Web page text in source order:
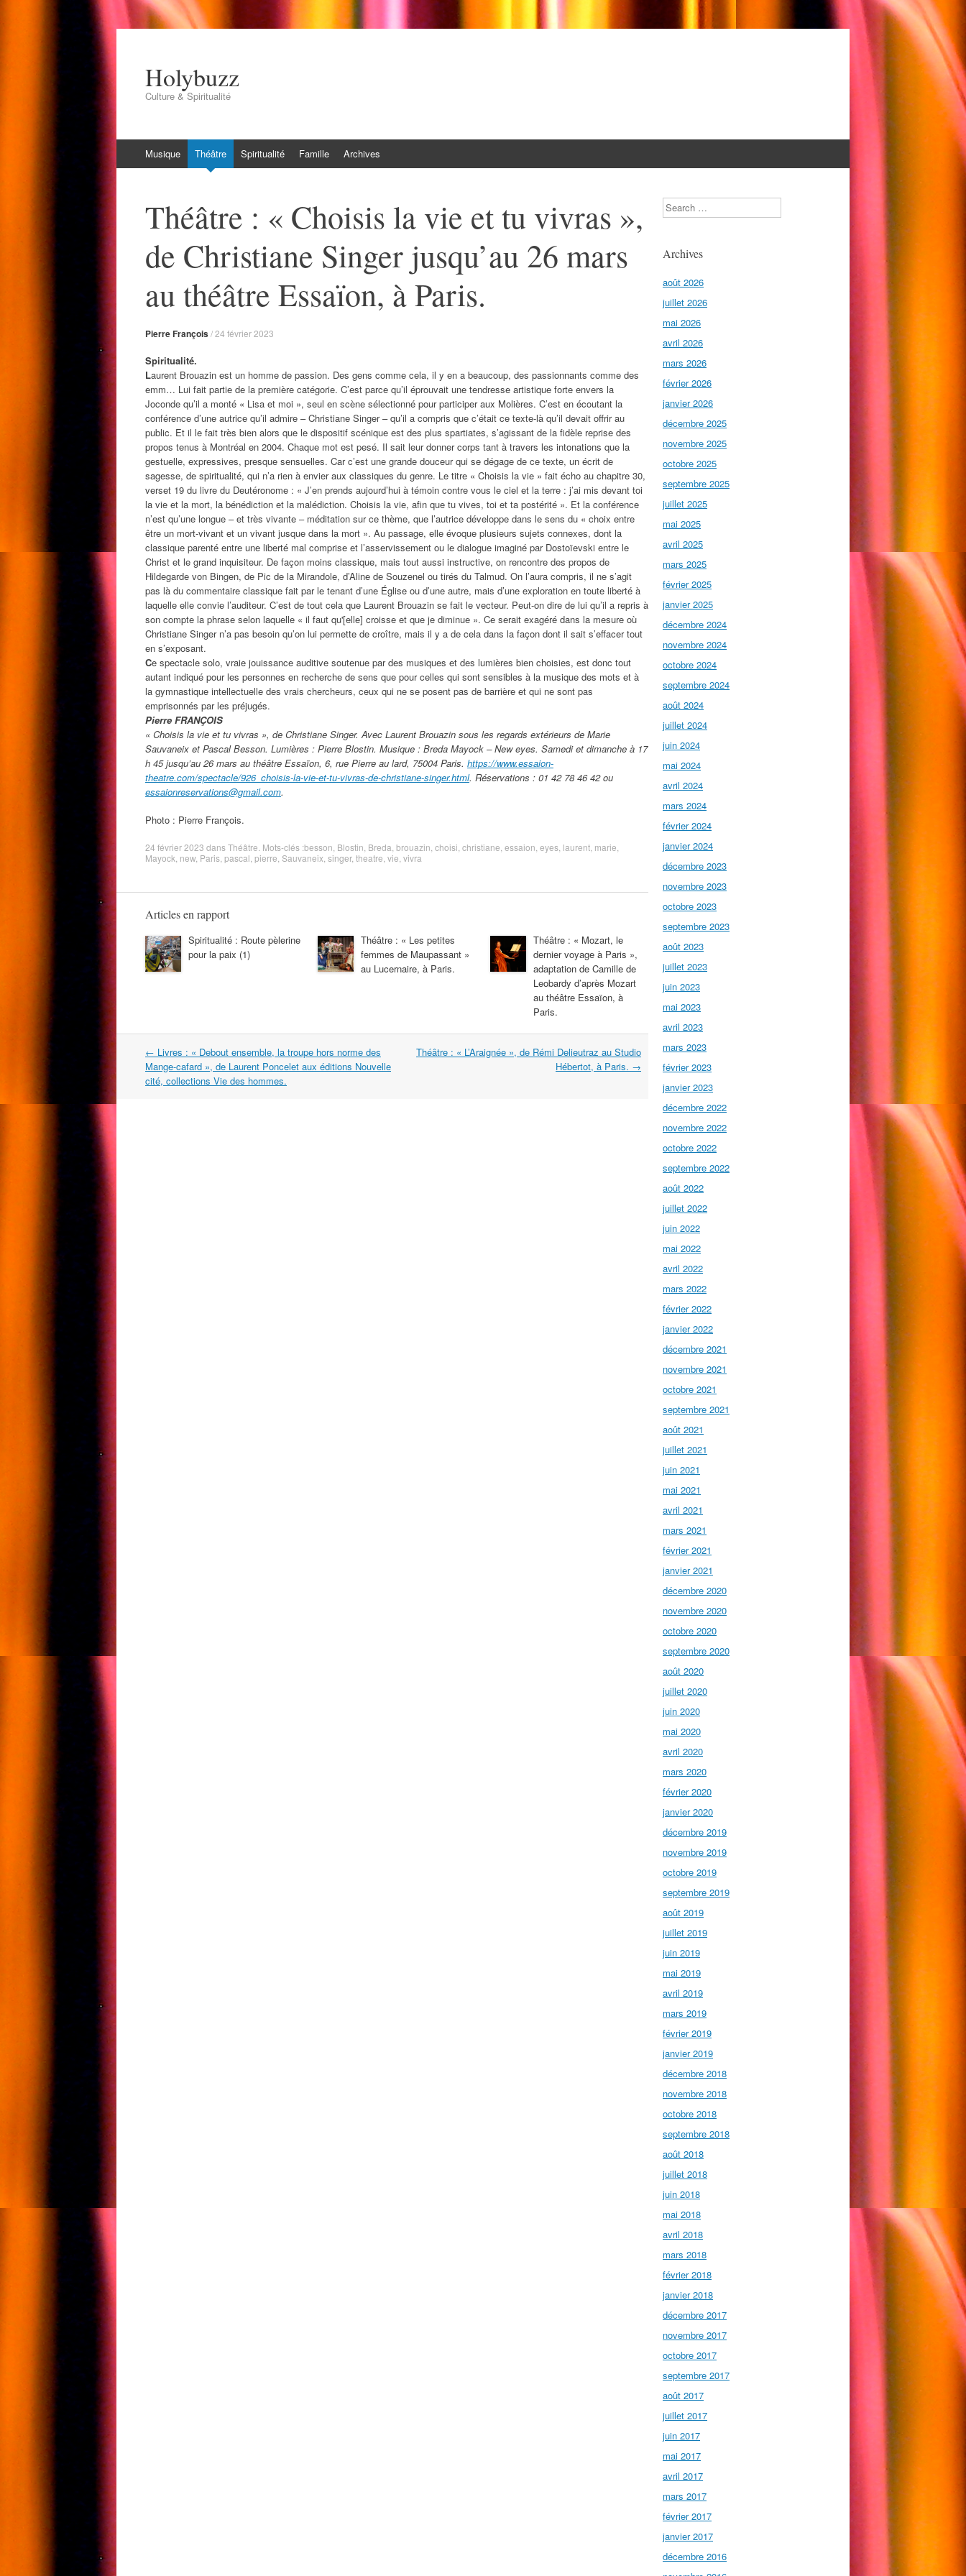
Holybuzz
Culture & Spiritualité
au
Musique Théâtre Spiritualité Famille Archives
Théâtre : « Choisis la vie et tu vivras »,
de Christiane Singer jusqu’au 26 mars
au théâtre Essaïon, à Paris.
Pierre François/24 février 2023
Spiritualité.
Laurent Brouazin est un homme de passion. Des gens comme cela, il y en a beaucoup, des passionnants comme des
emm… Lui fait partie de la première catégorie. C’est parce qu’il éprouvait une tendresse artistique forte envers la
Joconde qu’il a monté « Lisa et moi », seul en scène sélectionné pour participer aux Molières. C’est en écoutant la
conférence d’une autrice qu’il admire – Christiane Singer – qu’il a compris que c’était ce texte-là qu’il devait offrir au
public. Et il le fait très bien alors que le dispositif scénique est des plus spartiates, s’agissant de la fidèle reprise des
propos tenus à Montréal en 2004. Chaque mot est pesé. Il sait leur donner corps tant à travers les intonations que la
gestuelle, expressives, presque sensuelles. Car c’est une grande douceur qui se dégage de ce texte, un écrit de
sagesse, de spiritualité, qui n’a rien à envier aux classiques du genre. Le titre « Choisis la vie » fait écho au chapitre 30,
verset 19 du livre du Deutéronome : « J’en prends aujourd’hui à témoin contre vous le ciel et la terre : j’ai mis devant toi
la vie et la mort, la bénédiction et la malédiction. Choisis la vie, afin que tu vives, toi et ta postérité ». Et la conférence
n’est qu’une longue – et très vivante – méditation sur ce thème, que l’autrice développe dans le sens du « choix entre
être un mort-vivant et un vivant jusque dans la mort ». Au passage, elle évoque plusieurs sujets connexes, dont la
classique parenté entre une liberté mal comprise et l’asservissement ou le dialogue imaginé par Dostoïevski entre le
Christ et le grand inquisiteur. De façon moins classique, mais tout aussi instructive, on rencontre des propos de
Hildegarde von Bingen, de Pic de la Mirandole, d’Aline de Souzenel ou tirés du Talmud. On l’aura compris, il ne s’agit
pas là du commentaire classique fait par le tenant d’une Église ou d’une autre, mais d’une exploration en toute liberté à
laquelle elle convie l’auditeur. C’est de tout cela que Laurent Brouazin se fait le vecteur. Peut-on dire de lui qu’il a repris à
son compte la phrase selon laquelle « il faut qu'[elle] croisse et que je diminue ». Ce serait exagéré dans la mesure où
Christiane Singer n’a pas besoin qu’on lui permette de croître, mais il y a de cela dans la façon dont il sait s’effacer tout
en s’exposant.
Ce spectacle solo, vraie jouissance auditive soutenue par des musiques et des lumières bien choisies, est donc tout
autant indiqué pour les personnes en recherche de sens que pour celles qui sont sensibles à la musique des mots et à
la gymnastique intellectuelle des vrais chercheurs, ceux qui ne se posent pas de barrière et qui ne sont pas
emprisonnés par les préjugés.
Pierre FRANÇOIS
« Choisis la vie et tu vivras », de Christiane Singer. Avec Laurent Brouazin sous les regards extérieurs de Marie
Sauvaneix et Pascal Besson. Lumières : Pierre Blostin. Musique : Breda Mayock – New eyes. Samedi et dimanche à 17
h 45 jusqu’au 26 mars au théâtre Essaïon, 6, rue Pierre au lard, 75004 Paris. https://www.essaion-
theatre.com/spectacle/926_choisis-la-vie-et-tu-vivras-de-christiane-singer.html. Réservations : 01 42 78 46 42 ou
essaionreservations@gmail.com.
Photo : Pierre François.
24 février 2023 dansThéâtre . Mots-clés :besson Blostin Breda brouazin choisi christiane essaion eyes laurent marie
Mayock new, Paris pascal pierre Sauvaneix singer, theatre vie vivra
Articles en rapport
Spiritualité : Route pèlerine
pour la paix (1)
Théâtre : « Les petites
femmes de Maupassant »
au Lucernaire, à Paris.
Théâtre : « Mozart, le
dernier voyage à Paris »,
adaptation de Camille de
Leobardy d’après Mozart
au théâtre Essaïon, à
Paris.
Navigation
dans
les
← Livres : « Debout ensemble, la troupe hors norme des
Mange-cafard », de Laurent Poncelet aux éditions Nouvelle
cité, collections Vie des hommes.
Théâtre : « L’Araignée », de Rémi Delieutraz au Studio
Hébertot, à Paris. →
Search
Archives
août 2026
juillet 2026
mai 2026
avril 2026
mars 2026
février 2026
janvier 2026
décembre 2025
novembre 2025
octobre 2025
septembre 2025
juillet 2025
mai 2025
avril 2025
mars 2025
février 2025
janvier 2025
décembre 2024
novembre 2024
octobre 2024
septembre 2024
août 2024
juillet 2024
juin 2024
mai 2024
avril 2024
mars 2024
février 2024
janvier 2024
décembre 2023
novembre 2023
octobre 2023
septembre 2023
août 2023
juillet 2023
juin 2023
mai 2023
avril 2023
mars 2023
février 2023
janvier 2023
décembre 2022
novembre 2022
octobre 2022
septembre 2022
août 2022
juillet 2022
juin 2022
mai 2022
avril 2022
mars 2022
février 2022
janvier 2022
décembre 2021
novembre 2021
octobre 2021
septembre 2021
août 2021
juillet 2021
juin 2021
mai 2021
avril 2021
mars 2021
février 2021
janvier 2021
décembre 2020
novembre 2020
octobre 2020
septembre 2020
août 2020
juillet 2020
juin 2020
mai 2020
avril 2020
mars 2020
février 2020
janvier 2020
décembre 2019
novembre 2019
octobre 2019
septembre 2019
août 2019
juillet 2019
juin 2019
mai 2019
avril 2019
mars 2019
février 2019
janvier 2019
décembre 2018
novembre 2018
octobre 2018
septembre 2018
août 2018
juillet 2018
juin 2018
mai 2018
avril 2018
mars 2018
février 2018
janvier 2018
décembre 2017
novembre 2017
octobre 2017
septembre 2017
août 2017
juillet 2017
juin 2017
mai 2017
avril 2017
mars 2017
février 2017
janvier 2017
décembre 2016